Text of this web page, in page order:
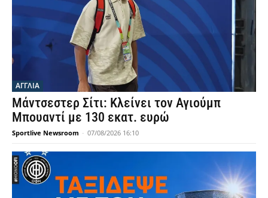
ΑΓΓΛΙΑ
Μάντσεστερ Σίτι: Κλείνει τον Αγιούμπ
Μπουαντί με 130 εκατ. ευρώ
Sportlive Newsroom - 07/08/2026 16:10